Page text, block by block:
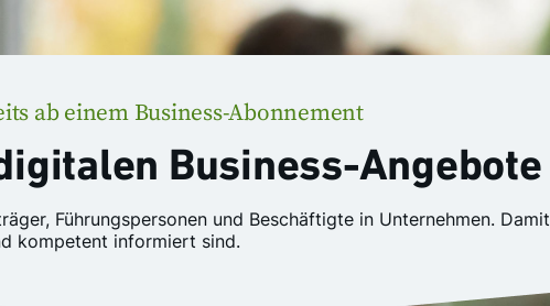
ab einem Business-Abonnement
Business-Angebote
Führungspersonen und Beschäftigte in Unternehmen. Damit
kompetent informiert sind.